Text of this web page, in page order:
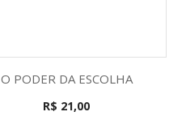
Visualização rápida
O PODER DA ESCOLHA
R$ 21,00